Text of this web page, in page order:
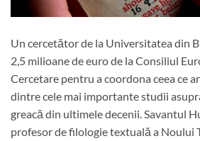
Un cercetător de la Universitatea din
2,5 milioane de euro de la Consiliul
Cercetare pentru a coordona ceea ce
dintre cele mai importante studii
greacă din ultimele decenii. Savantul
profesor de filologie textuală a Noului